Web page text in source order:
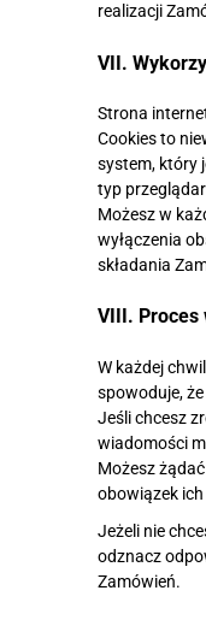
realizacji
VII.
Strona
Cookies to
system, który
typ
Możesz w
wyłączenia
składania
VIII. Proces
W każdej
spowoduje,
Jeśli chcesz
wiadomości
Możesz
obowiązek
Jeżeli nie
odznacz
Zamówień.